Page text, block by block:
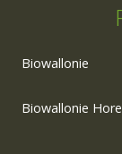
Biowallonie
Biowallonie